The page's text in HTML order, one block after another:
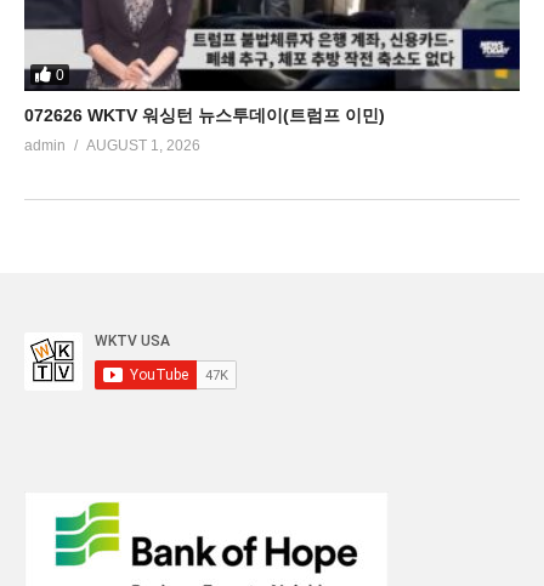
0
072626 WKTV 워싱턴 뉴스투데이(트럼프 이민)
admin AUGUST 1, 2026